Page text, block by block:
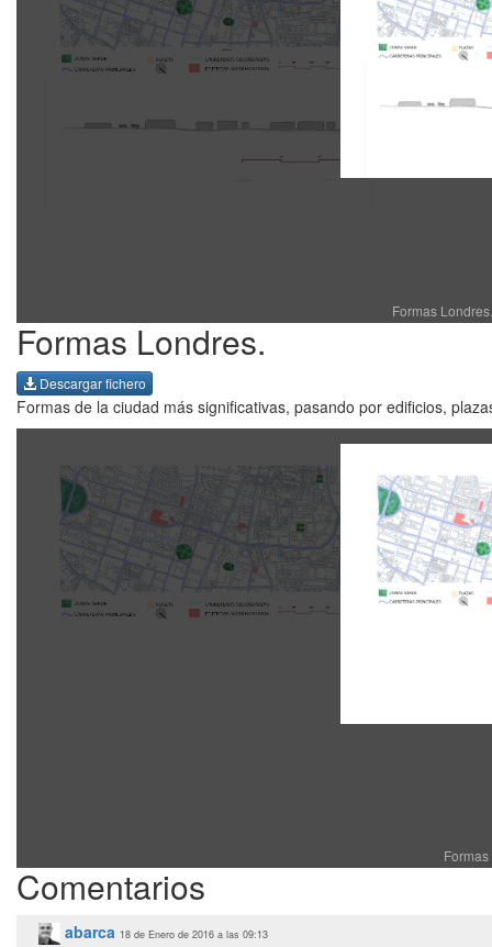
Formas
Formas Londres.
Descargar fichero
Formas de la ciudad más significativas, pasando por edificios,
Comentarios
abarca 18 de Enero de 2016 a las 09:13